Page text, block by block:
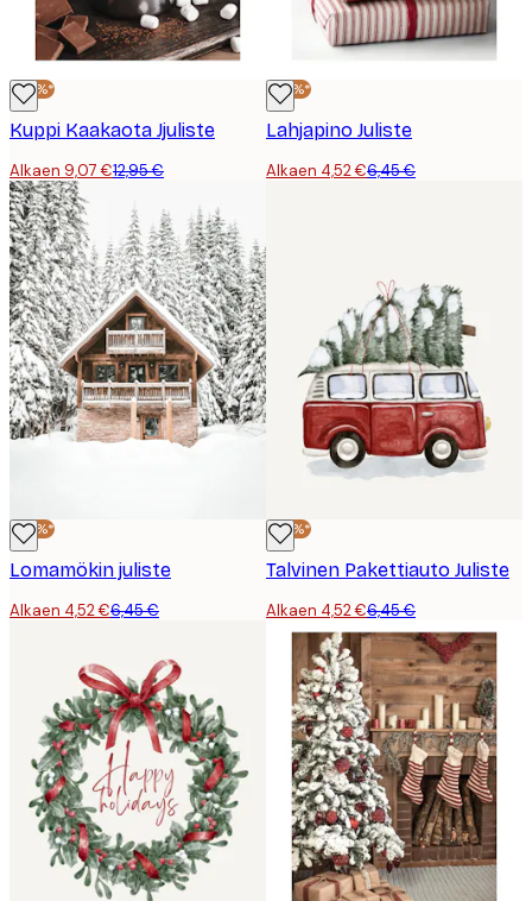
-30%*
Kuppi Kaakaota Jjuliste
Alkaen 9,07 €12,95 €
-30%*
Lahjapino Juliste
Alkaen 4,52 €6,45 €
-30%*
Lomamökin juliste
Alkaen 4,52 €6,45 €
-30%*
Talvinen Pakettiauto Juliste
Alkaen 4,52 €6,45 €